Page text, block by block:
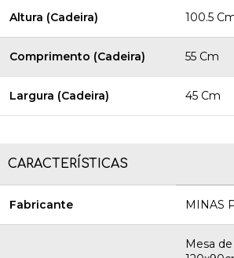
Altura (Cadeira) 100.5
Comprimento (Cadeira) 55 Cm
Largura (Cadeira) 45 Cm
CARACTERÍSTICAS
Fabricante MINAS
Mesa